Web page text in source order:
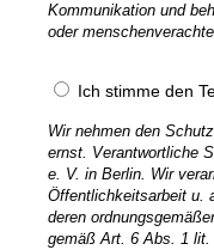
Kommunikation und
oder
Ich stimme den
Wir nehmen den
ernst. Verantwortliche
e. V. in Berlin. Wir
Öffentlichkeitsarbeit u.
deren
gemäß Art. 6 Abs. 1 lit.